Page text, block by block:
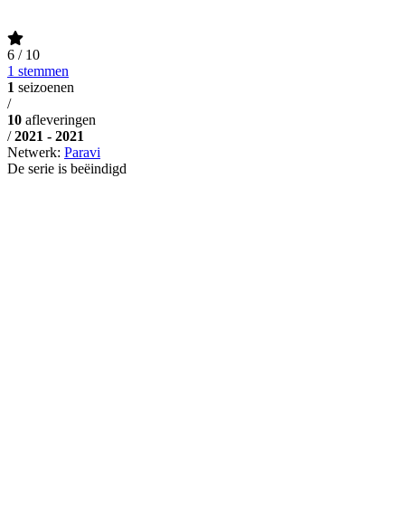
6 / 10
1 stemmen
1 seizoenen
/
10 afleveringen
/ 2021 - 2021
Netwerk: Paravi
De serie is beëindigd